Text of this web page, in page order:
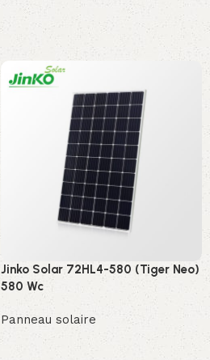
Jinko Solar 72HL4-580 (Tiger Neo)
580 Wc
Panneau solaire